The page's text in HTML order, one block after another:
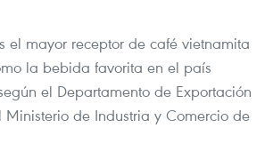
el mayor receptor de café vietnamita
la bebida favorita en el país
el Departamento de Exportación
de Industria y Comercio de